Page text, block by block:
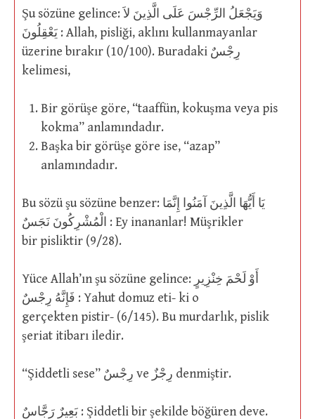
Şu sözüne gelince: وَيَجْعَلُ الرِّجْسَ عَلَى الَّذِينَ لاَ
يَعْقِلُونَ : Allah, pisliği, aklını kullanmayanlar
üzerine bırakır (10/100). Buradaki رِجْسٌ
kelimesi,
Bir görüşe göre, “taaffün, kokuşma veya pis
kokma” anlamındadır.
Başka bir görüşe göre ise, “azap”
anlamındadır.
Bu sözü şu sözüne benzer: يَا أَيُّهَا الَّذِينَ آمَنُوا إِنَّمَا
الْمُشْرِكُونَ نَجَسٌ : Ey inananlar! Müşrikler
bir pisliktir (9/28).
Yüce Allah’ın şu sözüne gelince: أَوْ لَحْمَ خِنْزِيرٍ
فَإِنَّهُ رِجْسٌ : Yahut domuz eti- ki o
gerçekten pistir- (6/145). Bu murdarlık, pislik
şeriat itibarı iledir.
“Şiddetli sese” رِجْسٌ ve رِجْزٌ denmiştir.
بَعِيرٌ رَجَّاسٌ : Şiddetli bir şekilde böğüren deve.